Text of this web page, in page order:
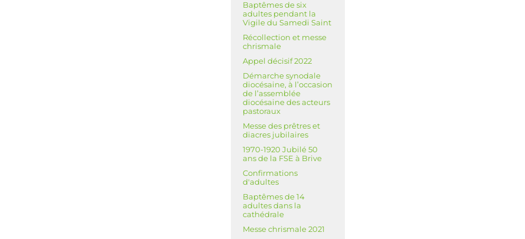
Baptêmes de six
adultes pendant la
Vigile du Samedi Saint
Récollection et messe
chrismale
Appel décisif 2022
Démarche synodale
diocésaine, à l’occasion
de l’assemblée
diocésaine des acteurs
pastoraux
Messe des prêtres et
diacres jubilaires
1970-1920 Jubilé 50
ans de la FSE à Brive
Confirmations
d'adultes
Baptêmes de 14
adultes dans la
cathédrale
Messe chrismale 2021